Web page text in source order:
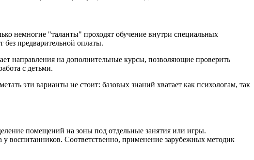
немногие "таланты" проходят обучение внутри специальных
предварительной оплаты.
направления на дополнительные курсы, позволяющие проверить
с детьми.
эти варианты не стоит: базовых знаний хватает как психологам, так
помещений на зоны под отдельные занятия или игры.
воспитанников. Соответственно, применение зарубежных методик